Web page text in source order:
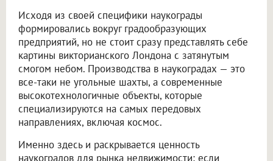
Исходя из своей специфики наукограды
формировались вокруг градообразующих
предприятий, но не стоит сразу представлять себе
картины викторианского Лондона с затянутым
смогом небом. Производства в наукоградах — это
все-таки не угольные шахты, а современные
высокотехнологичные объекты, которые
специализируются на самых передовых
направлениях, включая космос.
Именно здесь и раскрывается ценность
наукоградов для рынка недвижимости: если